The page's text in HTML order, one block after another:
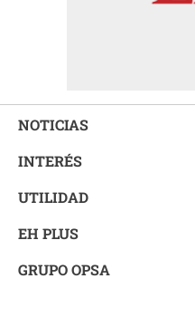
NOTICIAS
INTERÉS
UTILIDAD
EH PLUS
GRUPO OPSA